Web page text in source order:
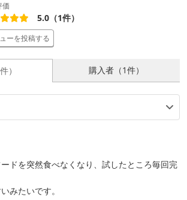
価
5.0（1件）
ーを投稿する
） 購入者（1件）
ドを突然食べなくなり、試したところ毎回完
みたいです。